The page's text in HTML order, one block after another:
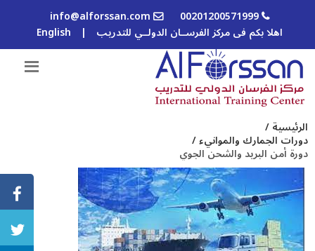
00201200571999
info@alforssan.com
اهلا بكم فى مركز الفرســان الدولــي للتدريب |
English
الرئيسية /
دورات الجمارك والموانيء /
دورة أمن البريد والشحن الجوي